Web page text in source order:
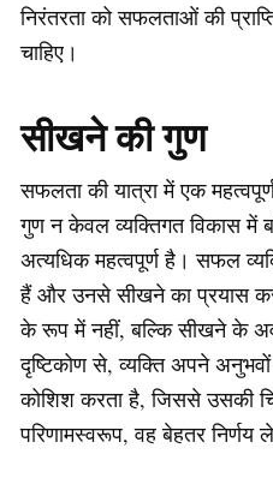
निरंतरता को सफलताओं की
चाहिए।
सीखने की गुण
सफलता की यात्रा में एक
गुण न केवल व्यक्तिगत विकास में
अत्यधिक महत्वपूर्ण है। सफल
हैं और उनसे सीखने का प्रयास
के रूप में नहीं, बल्कि सीखने के
दृष्टिकोण से, व्यक्ति अपने
कोशिश करता है, जिससे उसकी
परिणामस्वरूप, वह बेहतर निर्णय